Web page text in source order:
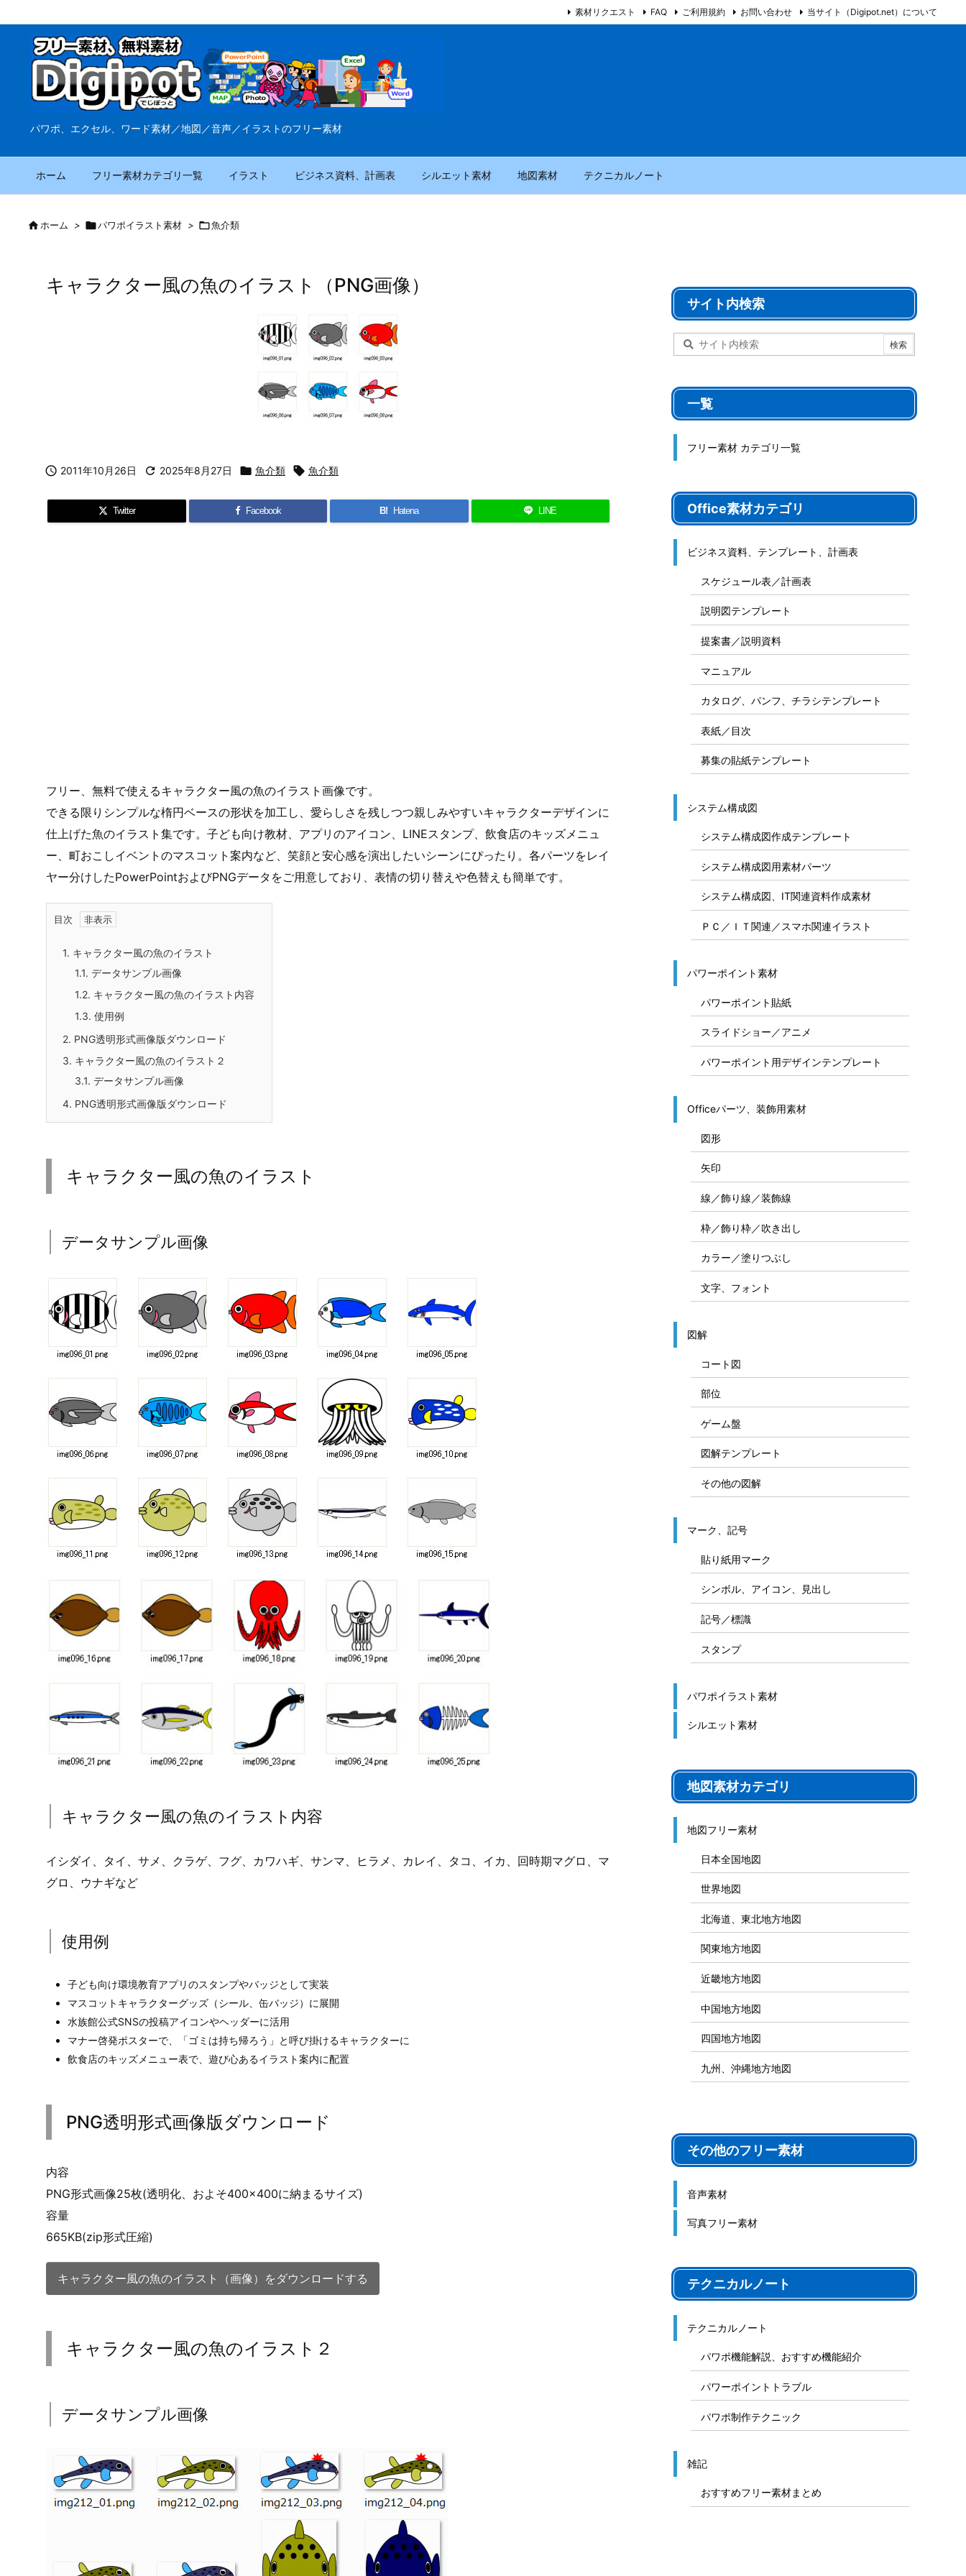
パワポ、エクセル、ワード素材／地図／音声／イラストのフリー素材
ホーム フリー素材カテゴリ一覧 イラスト ビジネス資料、計画表 シルエット素材 地図素材 テクニカルノート
素材リクエスト FAQ ご利用規約 お問い合わせ 当サイト（Digipot.net）について
ホーム > パワポイラスト素材 > 魚介類
キャラクター風の魚のイラスト（PNG画像）
 2011年10月26日  2025年8月27日  魚介類  魚介類
Twitter Facebook B! Hatena LINE
フリー、無料で使えるキャラクター風の魚のイラスト画像です。
できる限りシンプルな楕円ベースの形状を加工し、愛らしさを残しつつ親しみやすいキャラクターデザインに
仕上げた魚のイラスト集です。子ども向け教材、アプリのアイコン、LINEスタンプ、飲食店のキッズメニュ
ー、町おこしイベントのマスコット案内など、笑顔と安心感を演出したいシーンにぴったり。各パーツをレイ
ヤー分けしたPowerPointおよびPNGデータをご用意しており、表情の切り替えや色替えも簡単です。
目次
1. キャラクター風の魚のイラスト
1.1. データサンプル画像
1.2. キャラクター風の魚のイラスト内容
1.3. 使用例
2. PNG透明形式画像版ダウンロード
3. キャラクター風の魚のイラスト２
3.1. データサンプル画像
4. PNG透明形式画像版ダウンロード
キャラクター風の魚のイラスト
データサンプル画像
キャラクター風の魚のイラスト内容
イシダイ、タイ、サメ、クラゲ、フグ、カワハギ、サンマ、ヒラメ、カレイ、タコ、イカ、回時期マグロ、マ
グロ、ウナギなど
使用例
子ども向け環境教育アプリのスタンプやバッジとして実装
マスコットキャラクターグッズ（シール、缶バッジ）に展開
水族館公式SNSの投稿アイコンやヘッダーに活用
マナー啓発ポスターで、「ゴミは持ち帰ろう」と呼び掛けるキャラクターに
飲食店のキッズメニュー表で、遊び心あるイラスト案内に配置
PNG透明形式画像版ダウンロード
内容
PNG形式画像25枚(透明化、およそ400×400に納まるサイズ)
容量
665KB(zip形式圧縮)
キャラクター風の魚のイラスト（画像）をダウンロードする
キャラクター風の魚のイラスト２
データサンプル画像
サイト内検索
一覧
フリー素材 カテゴリ一覧
Office素材カテゴリ
ビジネス資料、テンプレート、計画表
スケジュール表／計画表
説明図テンプレート
提案書／説明資料
マニュアル
カタログ、パンフ、チラシテンプレート
表紙／目次
募集の貼紙テンプレート
システム構成図
システム構成図作成テンプレート
システム構成図用素材パーツ
システム構成図、IT関連資料作成素材
ＰＣ／ＩＴ関連／スマホ関連イラスト
パワーポイント素材
パワーポイント貼紙
スライドショー／アニメ
パワーポイント用デザインテンプレート
Officeパーツ、装飾用素材
図形
矢印
線／飾り線／装飾線
枠／飾り枠／吹き出し
カラー／塗りつぶし
文字、フォント
図解
コート図
部位
ゲーム盤
図解テンプレート
その他の図解
マーク、記号
貼り紙用マーク
シンボル、アイコン、見出し
記号／標識
スタンプ
パワポイラスト素材
シルエット素材
地図素材カテゴリ
地図フリー素材
日本全国地図
世界地図
北海道、東北地方地図
関東地方地図
近畿地方地図
中国地方地図
四国地方地図
九州、沖縄地方地図
その他のフリー素材
音声素材
写真フリー素材
テクニカルノート
テクニカルノート
パワポ機能解説、おすすめ機能紹介
パワーポイントトラブル
パワポ制作テクニック
雑記
おすすめフリー素材まとめ